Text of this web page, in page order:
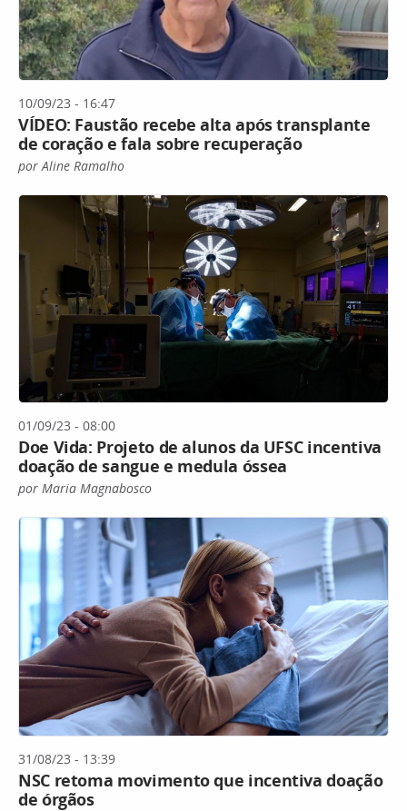
10/09/23 - 16:47
VÍDEO: Faustão recebe alta após transplante
de coração e fala sobre recuperação
por Aline Ramalho
01/09/23 - 08:00
Doe Vida: Projeto de alunos da UFSC incentiva
doação de sangue e medula óssea
por Maria Magnabosco
31/08/23 - 13:39
NSC retoma movimento que incentiva doação
de órgãos